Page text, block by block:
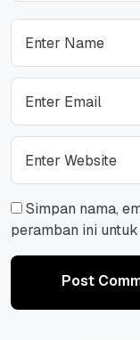
Simpan nama,
peramban ini
Post